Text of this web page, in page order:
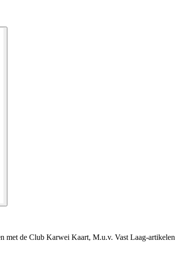
met de Club Karwei Kaart, M.u.v. Vast Laag-artikelen